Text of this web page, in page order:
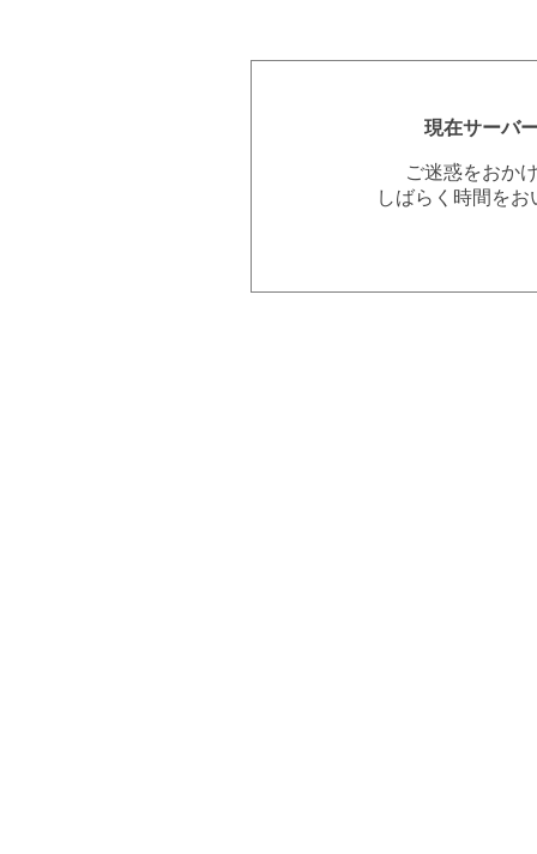
現在サーバ
ご迷惑をおか
しばらく時間を